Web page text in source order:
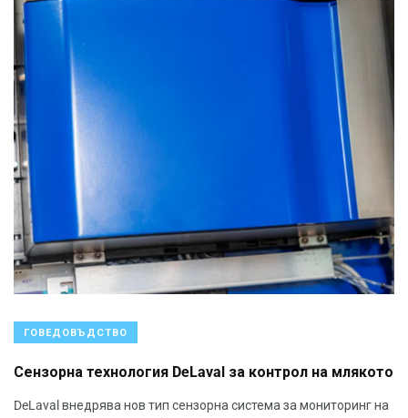
ГОВЕДОВЪДСТВО
Сензорна технология DeLaval за контрол на млякото
DeLaval внедрява нов тип сензорна система за мониторинг на